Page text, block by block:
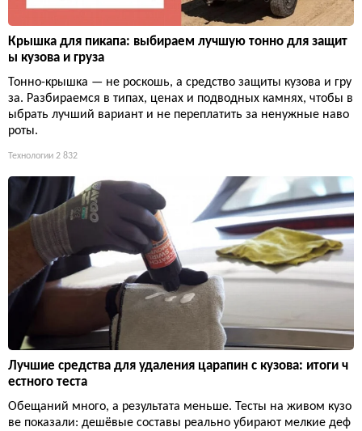
Крышка для пикапа: выбираем лучшую тонно для защит
ы кузова и груза
Тонно-крышка — не роскошь, а средство защиты кузова и гру
за. Разбираемся в типах, ценах и подводных камнях, чтобы в
ыбрать лучший вариант и не переплатить за ненужные наво
роты.
Технологии 2 832
Лучшие средства для удаления царапин с кузова: итоги ч
естного теста
Обещаний много, а результата меньше. Тесты на живом кузо
ве показали: дешёвые составы реально убирают мелкие деф